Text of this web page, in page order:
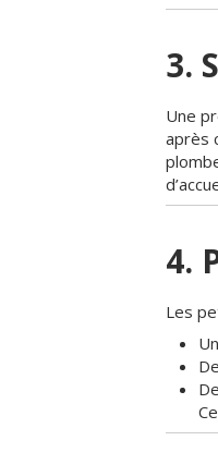
3.
Une
après
4.
Les